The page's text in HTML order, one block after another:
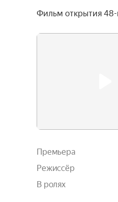
Фильм открытия 48-
Премьера
Режиссёр
В ролях